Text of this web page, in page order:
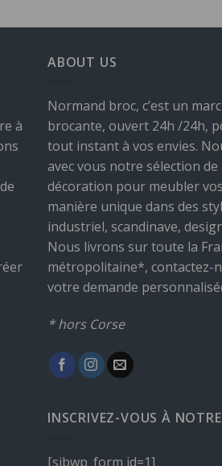
à
ABOUT US
Normand broc, c’est un
brocante, ouvert 24h /24h,
tout instant à vos envies.
avec vous notre sélection
décoration pour meubler
manière unique dans des
industriel, scandinave,
Nous livrons sur toute la
métropolitaine*, contactez-
votre demande
* hors Corse
INSCRIVEZ-VOUS À
[sibwp_form id=1]